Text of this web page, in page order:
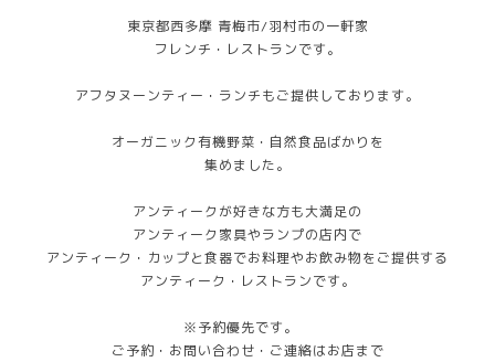
東京都西多摩 青梅市/羽村市の一軒家
フレンチ・レストランです。
アフタヌーンティー・ランチもご提供しております。
オーガニック有機野菜・自然食品ばかりを
集めました。
アンティークが好きな方も大満足の
アンティーク家具やランプの店内で
アンティーク・カップと食器でお料理やお飲み物をご提供する
アンティーク・レストランです。
※予約優先です。
ご予約・お問い合わせ・ご連絡はお店まで